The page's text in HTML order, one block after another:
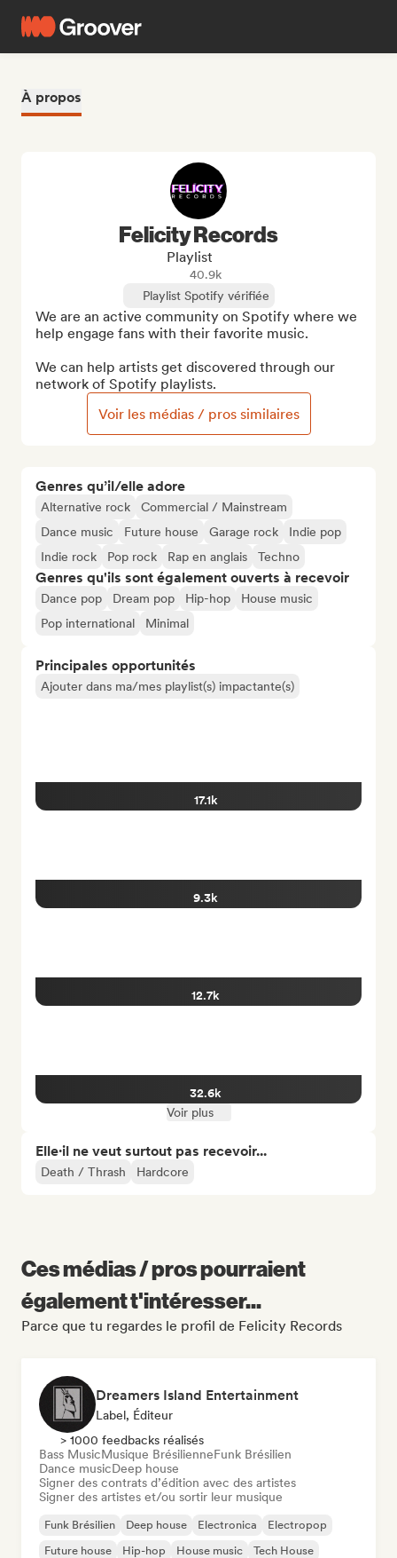
À propos
Genres qu’il/elle adore
Alternative rock
Commercial / Mainstream
Dance music
Future house Garage rock
Indie pop
Indie rock
Pop rock Rap en anglais Techno
Genres qu'ils sont également ouverts à recevoir
Dance pop Dream pop Hip-hop
House music
Pop international
Minimal
Principales opportunités
Ajouter dans ma/mes playlist(s) impactante(s)
17.1k
9.3k
12.7k
32.6k
Voir plus
Elle·il ne veut surtout pas recevoir...
Death / Thrash Hardcore
Felicity Records
Playlist
40.9k
Playlist Spotify vérifiée
We are an active community on Spotify where we
help engage fans with their favorite music.
We can help artists get discovered through our
network of Spotify playlists.
Voir les médias / pros similaires
Ces médias / pros pourraient
également t'intéresser...
Parce que tu regardes le profil de Felicity Records
Dreamers Island Entertainment
Label, Éditeur
> 1000 feedbacks réalisés
Bass MusicMusique BrésilienneFunk Brésilien
Dance musicDeep house
Signer des contrats d’édition avec des artistes
Signer des artistes et/ou sortir leur musique
Funk Brésilien Deep house Electronica
Electropop
Future house
Hip-hop House music Tech House